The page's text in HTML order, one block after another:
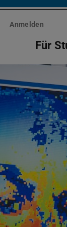
Anmelden
Für